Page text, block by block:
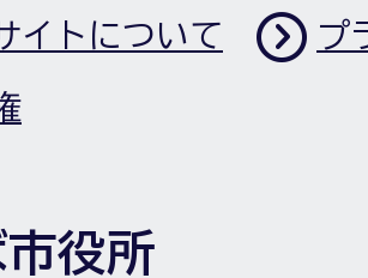
イトについて プ
役所